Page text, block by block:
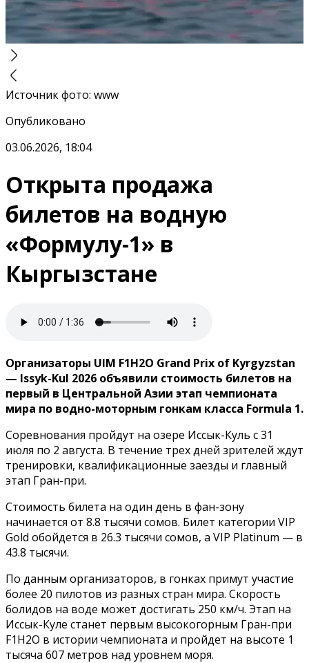
Источник фото: www
Опубликовано
03.06.2026, 18:04
Открыта продажа
билетов на водную
«Формулу-1» в
Кыргызстане
Организаторы UIM F1H2O Grand Prix of Kyrgyzstan
— Issyk-Kul 2026 объявили стоимость билетов на
первый в Центральной Азии этап чемпионата
мира по водно-моторным гонкам класса Formula 1.
Соревнования пройдут на озере Иссык-Куль с 31
июля по 2 августа. В течение трех дней зрителей ждут
тренировки, квалификационные заезды и главный
этап Гран-при.
Стоимость билета на один день в фан-зону
начинается от 8.8 тысячи сомов. Билет категории VIP
Gold обойдется в 26.3 тысячи сомов, а VIP Platinum — в
43.8 тысячи.
По данным организаторов, в гонках примут участие
более 20 пилотов из разных стран мира. Скорость
болидов на воде может достигать 250 км/ч. Этап на
Иссык-Куле станет первым высокогорным Гран-при
F1H2O в истории чемпионата и пройдет на высоте 1
тысяча 607 метров над уровнем моря.